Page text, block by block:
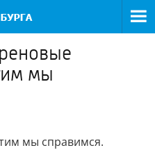
мы
мы справимся.